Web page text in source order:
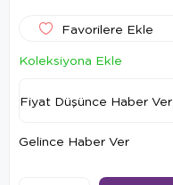
Favorilere Ekle
Koleksiyona Ekle
Fiyat Düşünce Haber Ver
Gelince Haber Ver